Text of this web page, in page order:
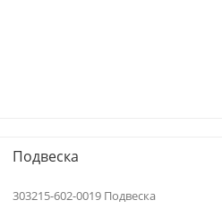
Подвеска
303215-602-0019 Подвеска